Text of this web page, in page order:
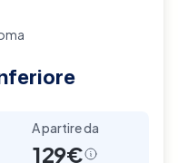
A partire da
129€